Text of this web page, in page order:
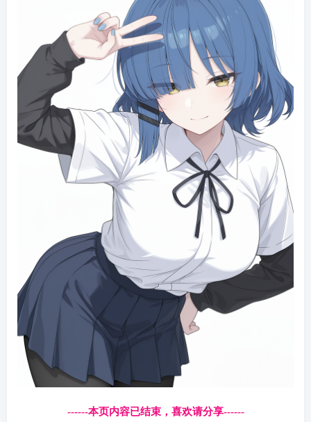
------本页内容已结束，喜欢请分享------